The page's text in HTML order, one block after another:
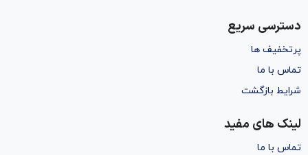
دسترسی سریع
پرتخفیف ها
تماس با ما
شرایط بازگشت
لینک های مفید
تماس با ما